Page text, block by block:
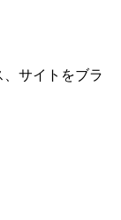
サイトをブラ